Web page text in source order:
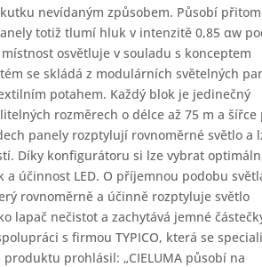
nevídaným způsobem. Působí přitom
totiž tlumí hluk v intenzitě 0,85 αw
osvětluje v souladu s konceptem
se skládá z modulárních světelných
potahem. Každý blok je jedinečný
rozměrech o délce až 75 m a šířce
panely rozptylují rovnoměrné světlo a
Díky konfigurátoru si lze vybrat
účinnost LED. O příjemnou podobu
rovnoměrně a účinně rozptyluje světlo
lapač nečistot a zachytává jemné
s firmou TYPICO, která se
prohlásil: „CIELUMA působí na